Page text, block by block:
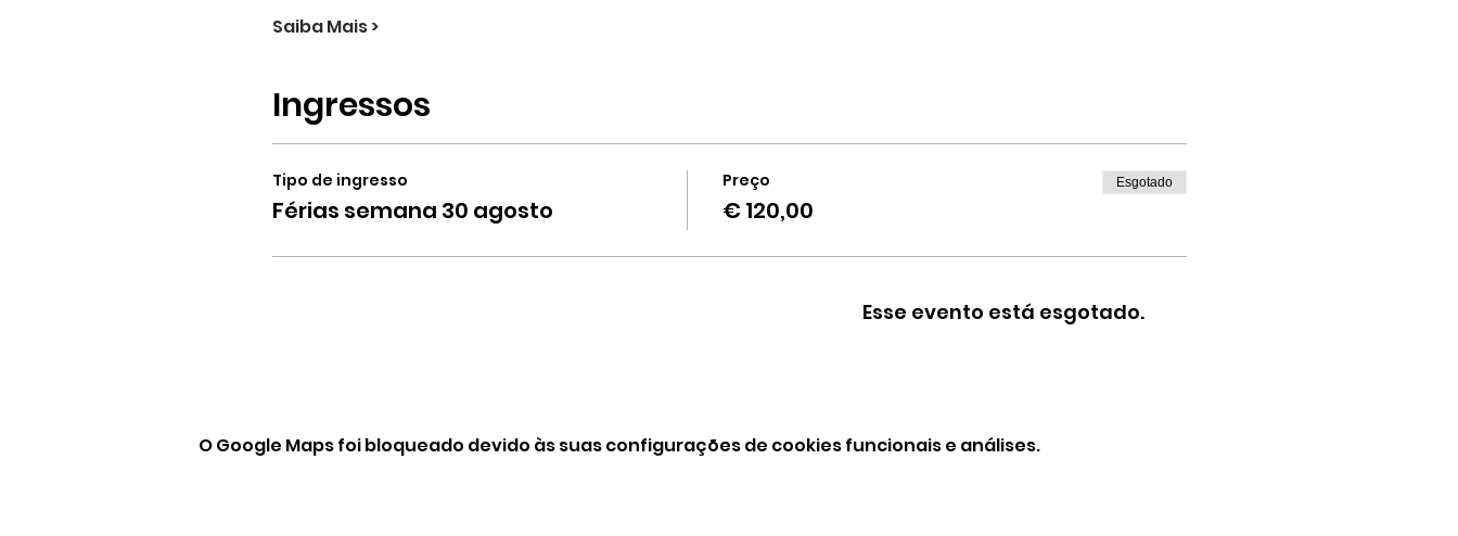
Saiba Mais >
Ingressos
Tipo de ingresso
Férias semana 30 agosto
Preço
€ 120,00
Esgotado
Esse evento está esgotado.
O Google Maps foi bloqueado devido às suas configurações de cookies funcionais e análises.